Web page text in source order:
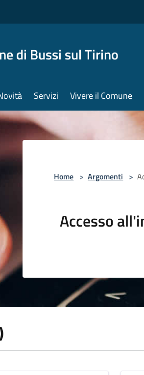
di Bussi sul Tirino
Servizi Vivere il Comune
Home > Argomenti >
Accesso